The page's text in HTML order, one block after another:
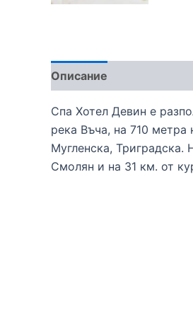
Описание
Спа Хотел Девин е
река Въча, на 710
Мугленска,
Смолян и на 31 км. от